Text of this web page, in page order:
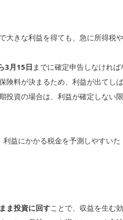
大きな利益を得ても、急に所得税や
3月15日 までに確定申告しなければ
険料が決まるため、利益が出てしば
投資の場合は、利益が確定しない限
益にかかる税金を予測しやすいた
ま投資に回すことで、収益を生む効